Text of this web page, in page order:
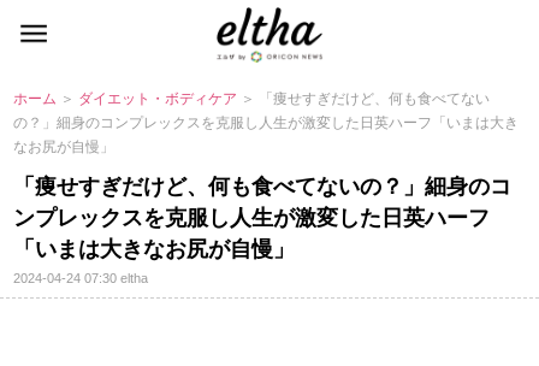
ホーム ＞ ダイエット・ボディケア ＞ 「痩せすぎだけど、何も食べてない
の？」細身のコンプレックスを克服し人生が激変した日英ハーフ「いまは大き
なお尻が自慢」
「痩せすぎだけど、何も食べてないの？」細身のコ
ンプレックスを克服し人生が激変した日英ハーフ
「いまは大きなお尻が自慢」
2024-04-24 07:30eltha